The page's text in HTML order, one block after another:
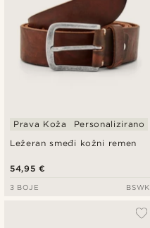
Ležeran smeđi kožni remen
Prava Koža Personalizirano
54,95 €
3 BOJE BSWK